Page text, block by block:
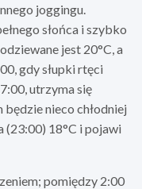
joggingu.
słońca i szybko
jest 20°C, a
gdy słupki rtęci
utrzyma się
nieco chłodniej
(23:00) 18°C i pojawi
pomiędzy 2:00